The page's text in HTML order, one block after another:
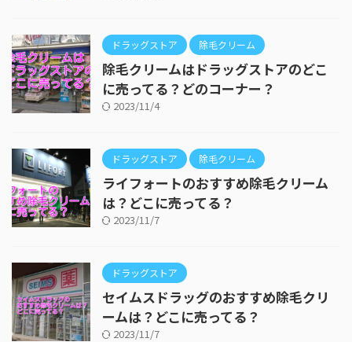
ドラッグストア 除毛クリーム
除毛クリームはドラッグストアのどこ
に売ってる？どのコーナー？
2023/11/4
ドラッグストア 除毛クリーム
ライフォートのおすすめ除毛クリーム
は？どこに売ってる？
2023/11/7
ドラッグストア
セイムスドラッグのおすすめ除毛クリ
ームは？どこに売ってる？
2023/11/7